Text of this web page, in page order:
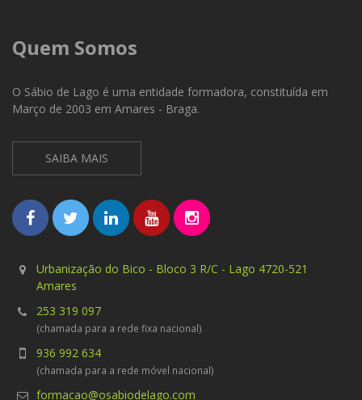
Quem Somos
O Sábio de Lago é uma entidade formadora, constituída em
Março de 2003 em Amares - Braga.
SAIBA MAIS
Urbanização do Bico - Bloco 3 R/C - Lago 4720-521
Amares
253 319 097
(chamada para a rede fixa nacional)
936 992 634
(chamada para a rede móvel nacional)
formacao@osabiodelago.com